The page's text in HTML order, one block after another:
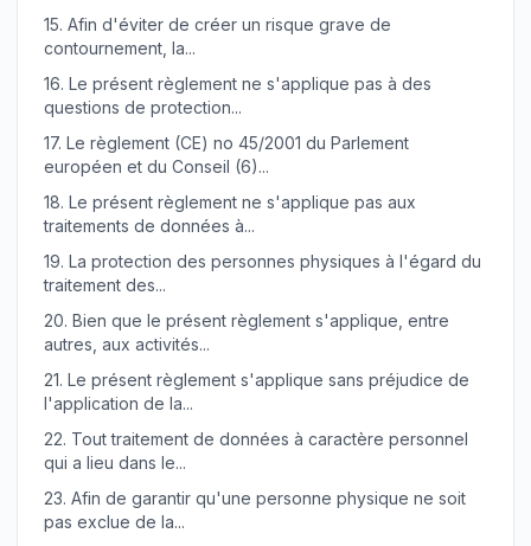
15. Afin d'éviter de créer un risque grave de
contournement, la...
16. Le présent règlement ne s'applique pas à des
questions de protection...
17. Le règlement (CE) no 45/2001 du Parlement
européen et du Conseil (6)...
18. Le présent règlement ne s'applique pas aux
traitements de données à...
19. La protection des personnes physiques à l'égard du
traitement des...
20. Bien que le présent règlement s'applique, entre
autres, aux activités...
21. Le présent règlement s'applique sans préjudice de
l'application de la...
22. Tout traitement de données à caractère personnel
qui a lieu dans le...
23. Afin de garantir qu'une personne physique ne soit
pas exclue de la...